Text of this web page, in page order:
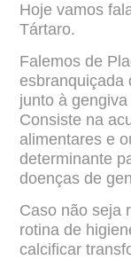
Hoje vamos
Tártaro.
Falemos de
esbranquiçada
junto à
Consiste na
alimentares e
determinante
doenças de
Caso não seja
rotina de
calcificar